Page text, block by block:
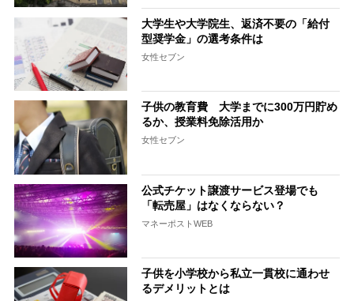
大学生や大学院生、返済不要の「給付
型奨学金」の選考条件は
女性セブン
子供の教育費 大学までに300万円貯め
るか、授業料免除活用か
女性セブン
公式チケット譲渡サービス登場でも
「転売屋」はなくならない？
マネーポストWEB
子供を小学校から私立一貫校に通わせ
るデメリットとは